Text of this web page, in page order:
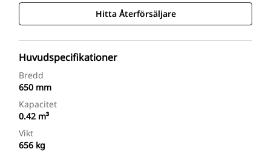
Hitta Återförsäljare
Huvudspecifikationer
Bredd
650 mm
Kapacitet
0.42 m³
Vikt
656 kg